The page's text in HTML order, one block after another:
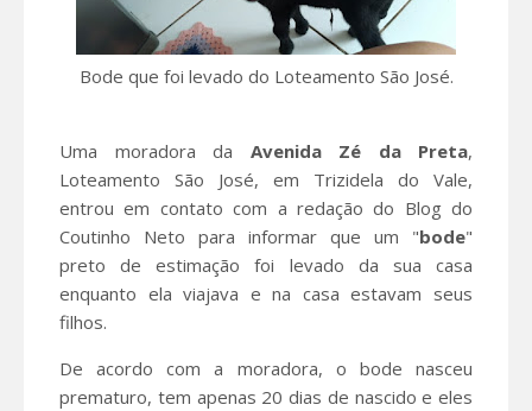
Bode que foi levado do Loteamento São José.
Uma moradora da Avenida Zé da Preta,
Loteamento São José, em Trizidela do Vale,
entrou em contato com a redação do Blog do
Coutinho Neto para informar que um "bode"
preto de estimação foi levado da sua casa
enquanto ela viajava e na casa estavam seus
filhos.
De acordo com a moradora, o bode nasceu
prematuro, tem apenas 20 dias de nascido e eles